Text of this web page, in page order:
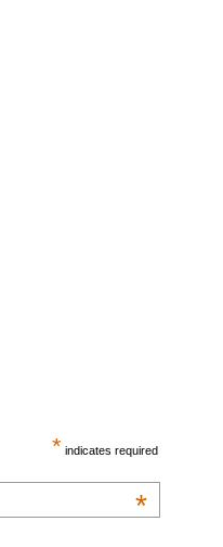
* indicates required
*